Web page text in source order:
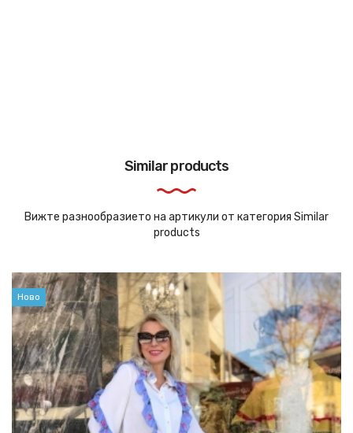
Similar products
Вижте разнообразието на артикули от категория Similar
products
Ново